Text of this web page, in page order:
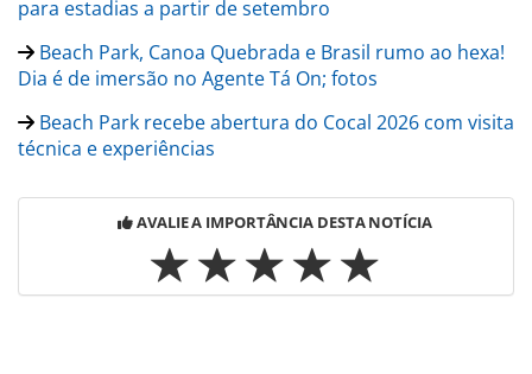
para estadias a partir de setembro
Beach Park, Canoa Quebrada e Brasil rumo ao hexa!
Dia é de imersão no Agente Tá On; fotos
Beach Park recebe abertura do Cocal 2026 com visita
técnica e experiências
AVALIE A IMPORTÂNCIA DESTA NOTÍCIA